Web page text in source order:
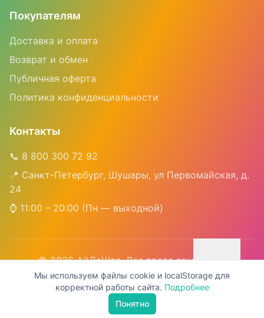
Покупателям
Доставка и оплата
Возврат и обмен
Публичная оферта
Политика конфиденциальности
Контакты
📞 8 800 300 72 92
📍 Санкт-Петербург, Шушары, ул Первомайская, д.
24
⌚ 11:00 – 20:00 (Пн — выходной)
©2026АйДаШар. Все права защищены
ИП Чусова Наталья Викторовна | ИНН 421707926419 |
ОГРНИП 320420500083679
Мы используем файлы cookie и localStorage для
корректной работы сайта. Подробнее
Понятно